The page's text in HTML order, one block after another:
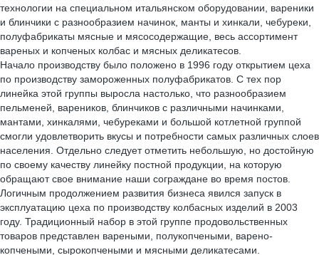
технологии на специальном итальянском оборудовании, вареники
и блинчики с разнообразием начинок, манты и хинкали, чебуреки,
полуфабрикаты мясные и мясосодержащие, весь ассортимент
вареных и копченых колбас и мясных деликатесов.
Начало производству было положено в 1996 году открытием цеха
по производству замороженных полуфабрикатов. С тех пор
линейка этой группы выросла настолько, что разнообразием
пельменей, вареников, блинчиков с различными начинками,
мантами, хинкалями, чебуреками и большой котлетной группой
смогли удовлетворить вкусы и потребности самых различных слоев
населения. Отдельно следует отметить небольшую, но достойную
по своему качеству линейку постной продукции, на которую
обращают свое внимание наши сограждане во время постов.
Логичным продолжением развития бизнеса явился запуск в
эксплуатацию цеха по производству колбасных изделий в 2003
году. Традиционный набор в этой группе продовольственных
товаров представлен вареными, полукопчеными, варено-
копчеными, сырокопчеными и мясными деликатесами.